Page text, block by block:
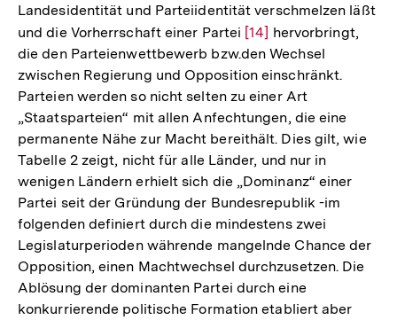
Landesidentität und Parteiidentität verschmelzen läßt
und die Vorherrschaft einer Partei Zur
Auflösung
der
Fußnote
[14] hervorbringt,
die den Parteienwettbewerb bzw.den Wechsel
zwischen Regierung und Opposition einschränkt.
Parteien werden so nicht selten zu einer Art
„Staatsparteien“ mit allen Anfechtungen, die eine
permanente Nähe zur Macht bereithält. Dies gilt, wie
Tabelle 2 zeigt, nicht für alle Länder, und nur in
wenigen Ländern erhielt sich die „Dominanz“ einer
Partei seit der Gründung der Bundesrepublik -im
folgenden definiert durch die mindestens zwei
Legislaturperioden währende mangelnde Chance der
Opposition, einen Machtwechsel durchzusetzen. Die
Ablösung der dominanten Partei durch eine
konkurrierende politische Formation etabliert aber